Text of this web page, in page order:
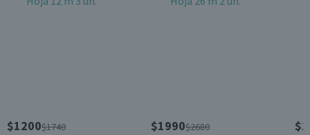
$1200$1740 $1990$2680